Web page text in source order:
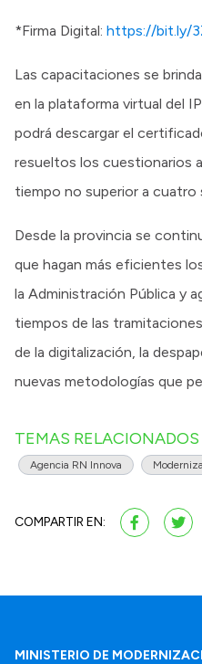
*Firma Digital: https://bit.ly/
Las capacitaciones se
en la plataforma virtual del
podrá descargar el
resueltos los cuestionarios
tiempo no superior a cuatro
Desde la provincia se
que hagan más eficientes
la Administración Pública y
tiempos de las
de la digitalización, la
nuevas metodologías que
TEMAS RELACIONADOS
Agencia RN Innova
COMPARTIR EN:
MINISTERIO DE